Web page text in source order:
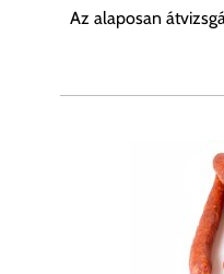
Az alaposan